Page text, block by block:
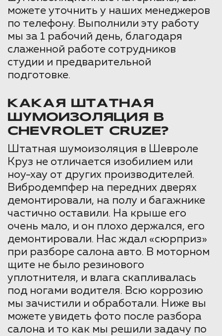
можете уточнить у наших менеджеров
по телефону. Выполнили эту работу
мы за 1 рабочий день, благодаря
слаженной работе сотрудников
студии и предварительной
подготовке.
КАКАЯ ШТАТНАЯ
ШУМОИЗОЛЯЦИЯ В
CHEVROLET CRUZE?
Штатная шумоизоляция в Шевроле
Круз не отличается изобилием или
ноу-хау от других производителей.
Вибродемпфер на передних дверях
демонтировали, на полу и багажнике
частично оставили. На крыше его
очень мало, и он плохо держался, его
демонтировали. Нас ждал «сюрприз»
при разборе салона авто. В моторном
щите не было резинового
уплотнителя, и влага скапливалась
под ногами водителя. Всю коррозию
мы зачистили и обработали. Ниже вы
можете увидеть фото после разбора
салона и то как мы решили задачу по